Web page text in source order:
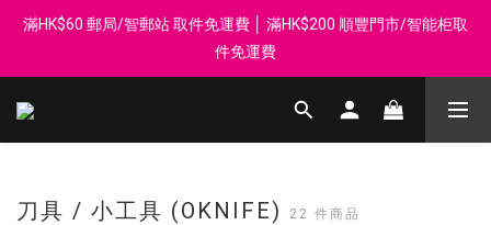
登記會員享每$50回贈$1 │ 滿HK$899 送 N-rit Campack Towel 吸
汗毛巾 韓國制 送完即止
滿HK$60 郵局/智郵站 取件免運費 │ 滿HK$200 順豐門市/智能柜取
件免運費
Whatsapp 98569349 │ 歡迎團體採購, 報價查詢, 接受採購卡
汗毛巾 韓國制 送完即止
刀具 / 小工具 (OKNIFE) 22 件商品